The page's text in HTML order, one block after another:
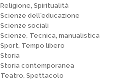
Religione, Spiritualità
Scienze dell'educazione
Scienze sociali
Scienze, Tecnica, manualistica
Sport, Tempo libero
Storia
Storia contemporanea
Teatro, Spettacolo